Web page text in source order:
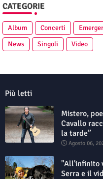
CATEGORIE
Album Concerti
News
Singoli Video
Più letti
Mistero,
Cavallo
la tarde”
Agosto 06,
"All'infinito
Serra e il